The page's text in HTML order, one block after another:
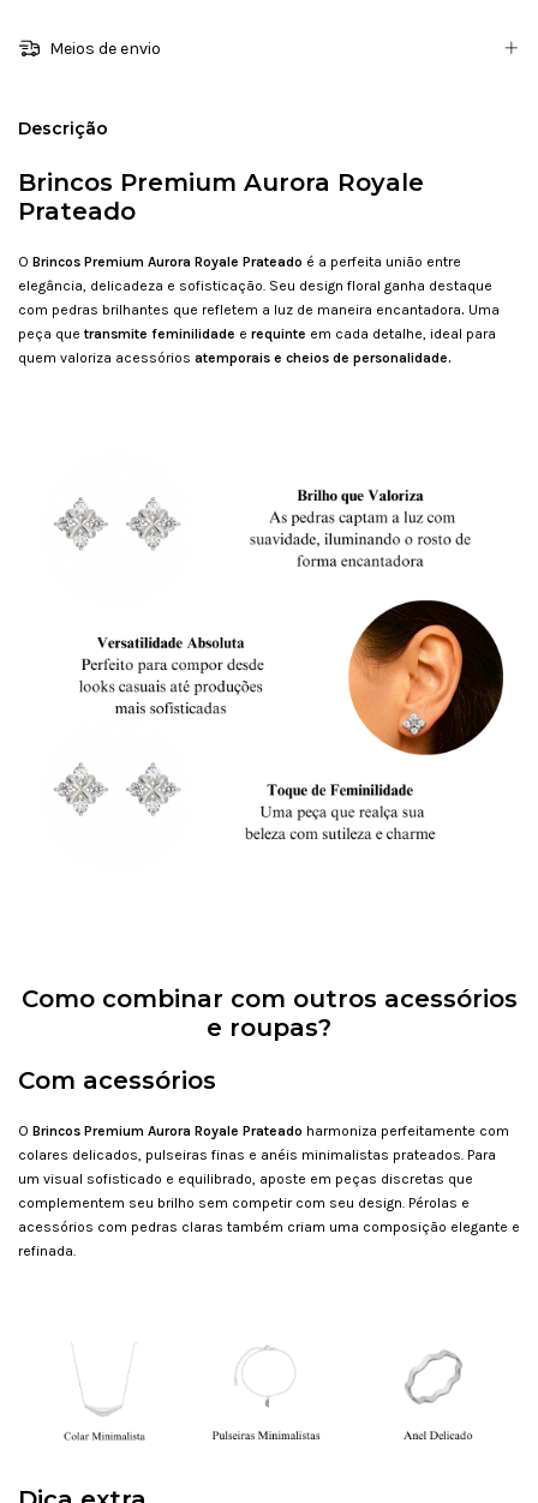
Meios de envio
Descrição
Brincos Premium Aurora Royale
Prateado
O Brincos Premium Aurora Royale Prateado é a perfeita união entre
elegância, delicadeza e sofisticação. Seu design floral ganha destaque
com pedras brilhantes que refletem a luz de maneira encantadora. Uma
peça que transmite feminilidade e requinte em cada detalhe, ideal para
quem valoriza acessórios atemporais e cheios de personalidade.
Como combinar com outros acessórios
e roupas?
Com acessórios
O Brincos Premium Aurora Royale Prateado harmoniza perfeitamente com
colares delicados, pulseiras finas e anéis minimalistas prateados. Para
um visual sofisticado e equilibrado, aposte em peças discretas que
complementem seu brilho sem competir com seu design. Pérolas e
acessórios com pedras claras também criam uma composição elegante e
refinada.